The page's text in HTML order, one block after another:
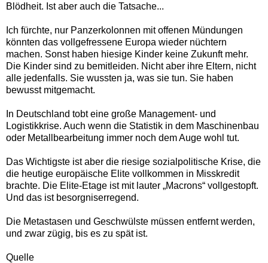
Blödheit. Ist aber auch die Tatsache...
Ich fürchte, nur Panzerkolonnen mit offenen Mündungen
könnten das vollgefressene Europa wieder nüchtern
machen. Sonst haben hiesige Kinder keine Zukunft mehr.
Die Kinder sind zu bemitleiden. Nicht aber ihre Eltern, nicht
alle jedenfalls. Sie wussten ja, was sie tun. Sie haben
bewusst mitgemacht.
In Deutschland tobt eine große Management- und
Logistikkrise. Auch wenn die Statistik in dem Maschinenbau
oder Metallbearbeitung immer noch dem Auge wohl tut.
Das Wichtigste ist aber die riesige sozialpolitische Krise, die
die heutige europäische Elite vollkommen in Misskredit
brachte. Die Elite-Etage ist mit lauter „Macrons“ vollgestopft.
Und das ist besorgniserregend.
Die Metastasen und Geschwülste müssen entfernt werden,
und zwar zügig, bis es zu spät ist.
Quelle